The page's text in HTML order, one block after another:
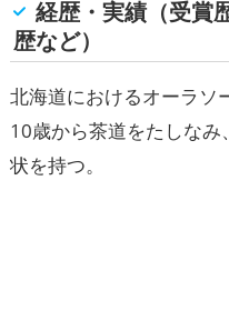
経歴・実績（受賞
歴など）
北海道におけるオーラソ
10歳から茶道をたしな
状を持つ。